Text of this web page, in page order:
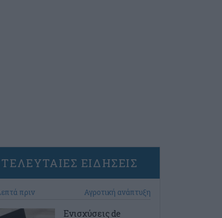
ΤΕΛΕΥΤΑΙΕΣ ΕΙΔΗΣΕΙΣ
πριν Αγροτική ανάπτυξη
Ενισχύσεις de